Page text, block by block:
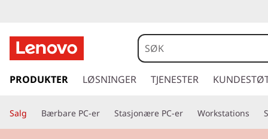
h
n
k
å
l
h
PRODUKTER LØSNINGER TJENESTER
Salg Bærbare PC-er Stasjonære PC-er Workstations